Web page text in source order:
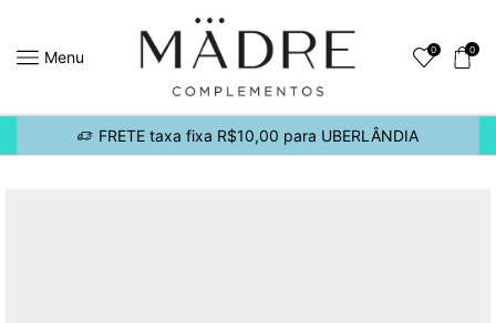
Menu 0 0
FRETE taxa fixa R$10,00 para UBERLÂNDIA